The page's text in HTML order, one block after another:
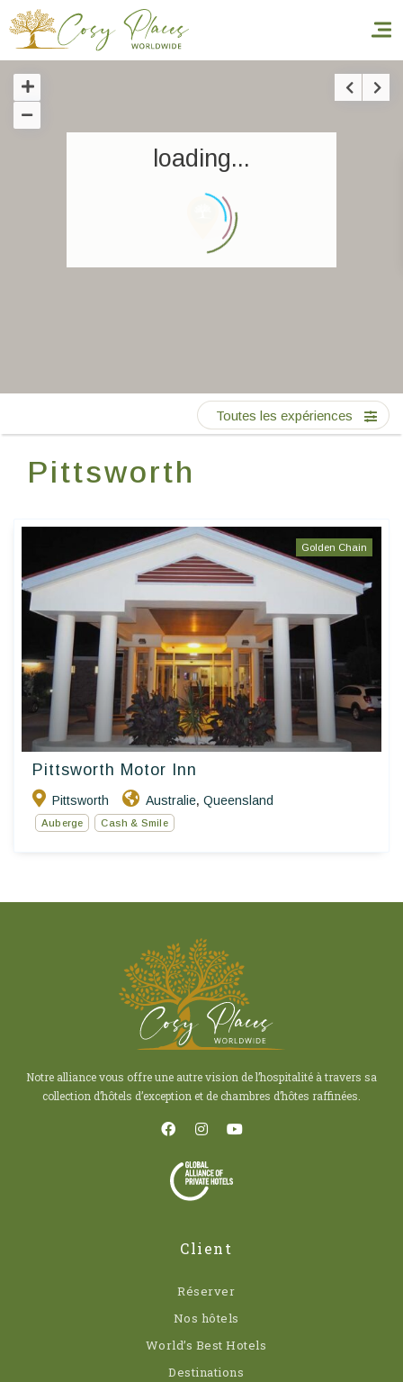
Accueil
Réserver un séjour
Nos adresses dans le monde
FR
loading...
Pittsworth
Toutes les expériences
Golden Chain
Pittsworth Motor Inn
Pittsworth Australie, Queensland
Auberge Cash & Smile
Notre alliance vous offre une autre vision de l’hospitalité à travers sa
collection d’hôtels d’exception et de chambres d’hôtes raffinées.
Client
Réserver
Nos hôtels
World’s Best Hotels
Destinations